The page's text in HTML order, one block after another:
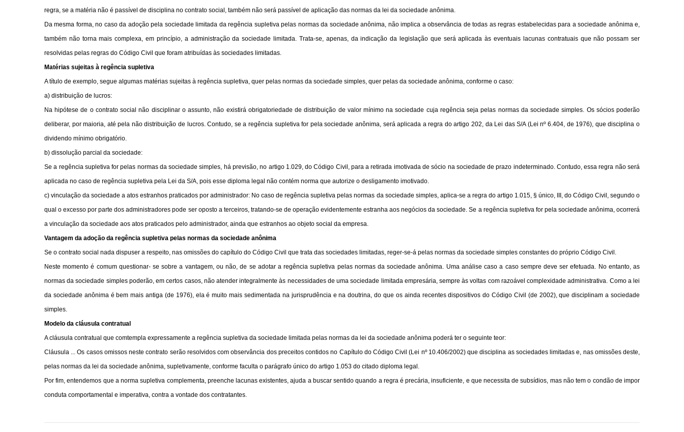
regra, se a matéria não é passível de disciplina no contrato social, também não será passível de aplicação das normas da lei da sociedade anônima.
Da mesma forma, no caso da adoção pela sociedade limitada da regência supletiva pelas normas da sociedade anônima, não implica a observância de todas as regras estabelecidas para a sociedade anônima e,
também não torna mais complexa, em princípio, a administração da sociedade limitada. Trata-se, apenas, da indicação da legislação que será aplicada às eventuais lacunas contratuais que não possam ser
resolvidas pelas regras do Código Civil que foram atribuídas às sociedades limitadas.
Matérias sujeitas à regência supletiva
A título de exemplo, segue algumas matérias sujeitas à regência supletiva, quer pelas normas da sociedade simples, quer pelas da sociedade anônima, conforme o caso:
a) distribuição de lucros:
Na hipótese de o contrato social não disciplinar o assunto, não existirá obrigatoriedade de distribuição de valor mínimo na sociedade cuja regência seja pelas normas da sociedade simples. Os sócios poderão
deliberar, por maioria, até pela não distribuição de lucros. Contudo, se a regência supletiva for pela sociedade anônima, será aplicada a regra do artigo 202, da Lei das S/A (Lei nº 6.404, de 1976), que disciplina o
dividendo mínimo obrigatório.
b) dissolução parcial da sociedade:
Se a regência supletiva for pelas normas da sociedade simples, há previsão, no artigo 1.029, do Código Civil, para a retirada imotivada de sócio na sociedade de prazo indeterminado. Contudo, essa regra não será
aplicada no caso de regência supletiva pela Lei da S/A, pois esse diploma legal não contém norma que autorize o desligamento imotivado.
c) vinculação da sociedade a atos estranhos praticados por administrador: No caso de regência supletiva pelas normas da sociedade simples, aplica-se a regra do artigo 1.015, § único, III, do Código Civil, segundo o
qual o excesso por parte dos administradores pode ser oposto a terceiros, tratando-se de operação evidentemente estranha aos negócios da sociedade. Se a regência supletiva for pela sociedade anônima, ocorrerá
a vinculação da sociedade aos atos praticados pelo administrador, ainda que estranhos ao objeto social da empresa.
Vantagem da adoção da regência supletiva pelas normas da sociedade anônima
Se o contrato social nada dispuser a respeito, nas omissões do capítulo do Código Civil que trata das sociedades limitadas, reger-se-á pelas normas da sociedade simples constantes do próprio Código Civil.
Neste momento é comum questionar- se sobre a vantagem, ou não, de se adotar a regência supletiva pelas normas da sociedade anônima. Uma análise caso a caso sempre deve ser efetuada. No entanto, as
normas da sociedade simples poderão, em certos casos, não atender integralmente às necessidades de uma sociedade limitada empresária, sempre às voltas com razoável complexidade administrativa. Como a lei
da sociedade anônima é bem mais antiga (de 1976), ela é muito mais sedimentada na jurisprudência e na doutrina, do que os ainda recentes dispositivos do Código Civil (de 2002), que disciplinam a sociedade
simples.
Modelo da cláusula contratual
A cláusula contratual que comtempla expressamente a regência supletiva da sociedade limitada pelas normas da lei da sociedade anônima poderá ter o seguinte teor:
Cláusula ... Os casos omissos neste contrato serão resolvidos com observância dos preceitos contidos no Capítulo do Código Civil (Lei nº 10.406/2002) que disciplina as sociedades limitadas e, nas omissões deste,
pelas normas da lei da sociedade anônima, supletivamente, conforme faculta o parágrafo único do artigo 1.053 do citado diploma legal.
Por fim, entendemos que a norma supletiva complementa, preenche lacunas existentes, ajuda a buscar sentido quando a regra é precária, insuficiente, e que necessita de subsídios, mas não tem o condão de impor
conduta comportamental e imperativa, contra a vontade dos contratantes.